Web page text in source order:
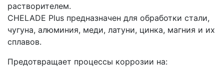
растворителем.
CHELADE Plus предназначен для обработки стали,
чугуна, алюминия, меди, латуни, цинка, магния и их
сплавов.
Предотвращает процессы коррозии на: